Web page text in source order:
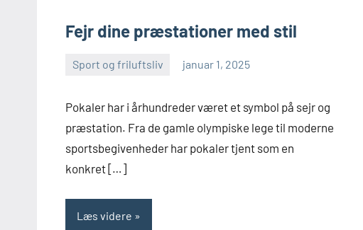
Fejr dine præstationer med stil
Sport og friluftsliv januar 1, 2025
admin
Pokaler har i århundreder været et symbol på sejr og
præstation. Fra de gamle olympiske lege til moderne
sportsbegivenheder har pokaler tjent som en
konkret […]
Læs videre